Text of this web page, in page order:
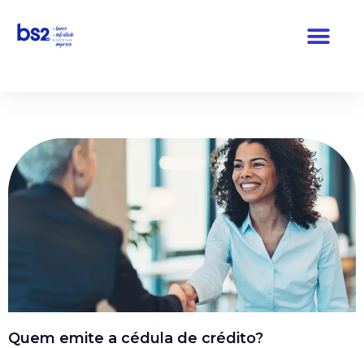
Pular
Quem emite a cédula de crédito?